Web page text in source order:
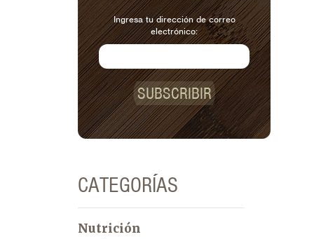
Ingresa tu dirección de correo
electrónico:
SUBSCRIBIR
CATEGORÍAS
Nutrición